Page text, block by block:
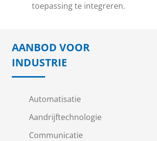
toepassing te integreren.
AANBOD VOOR
INDUSTRIE
Automatisatie
Aandrijftechnologie
Communicatie